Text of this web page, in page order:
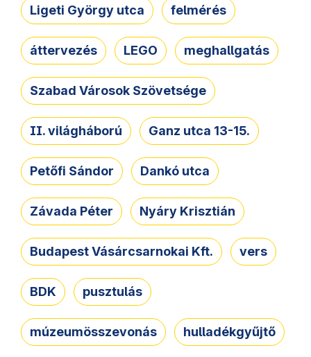
Ligeti György utca felmérés
áttervezés LEGO meghallgatás
Szabad Városok Szövetsége
II. világháború Ganz utca 13-15.
Petőfi Sándor Dankó utca
Závada Péter Nyáry Krisztián
Budapest Vásárcsarnokai Kft. vers
BDK pusztulás
múzeumösszevonás hulladékgyűjtő